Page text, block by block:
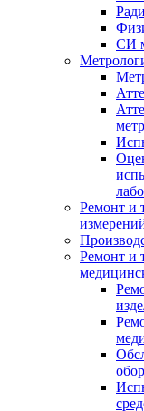
СИ
Ремонт и
Ремонт и